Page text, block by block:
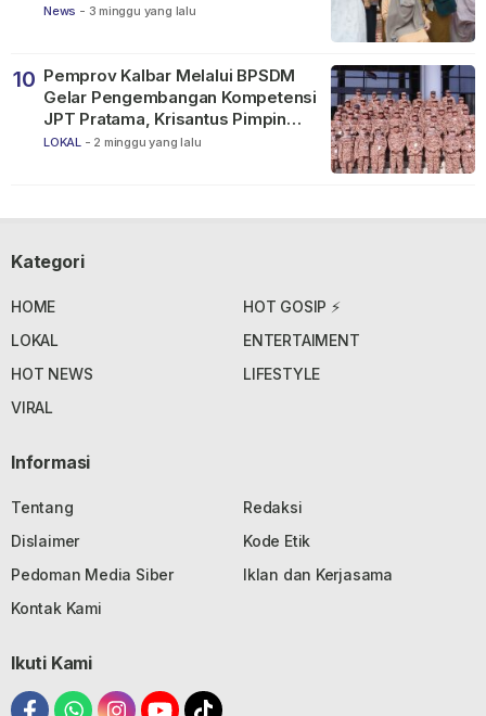
News - 3 minggu yang lalu
10 Pemprov Kalbar Melalui BPSDM
Gelar Pengembangan Kompetensi
JPT Pratama, Krisantus Pimpin
Apel Peserta
LOKAL - 2 minggu yang lalu
Kategori
HOME
HOT GOSIP ⚡
LOKAL
ENTERTAIMENT
HOT NEWS
LIFESTYLE
VIRAL
Informasi
Tentang
Redaksi
Dislaimer
Kode Etik
Pedoman Media Siber
Iklan dan Kerjasama
Kontak Kami
Ikuti Kami